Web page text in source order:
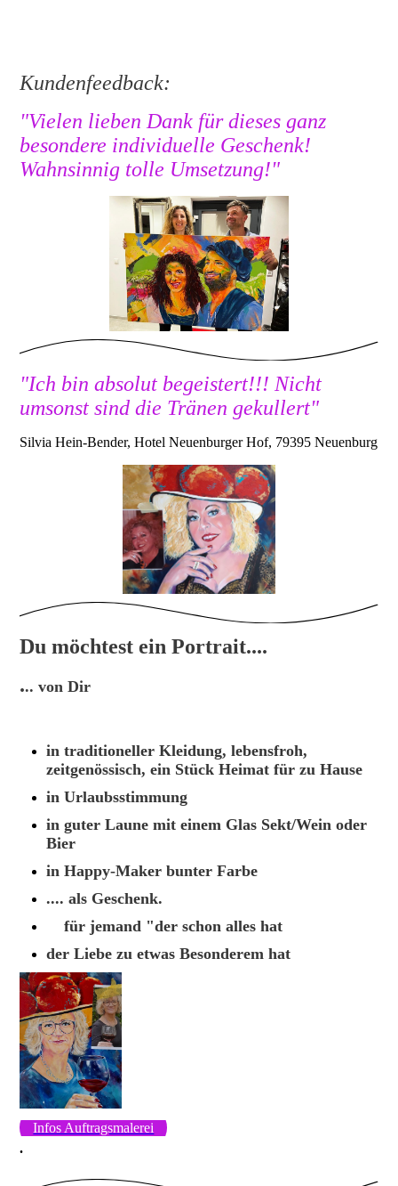
Kundenfeedback:
"Vielen lieben Dank für dieses ganz
besondere individuelle Geschenk!
Wahnsinnig tolle Umsetzung!"
"Ich bin absolut begeistert!!! Nicht
umsonst sind die Tränen gekullert"
Silvia Hein-Bender, Hotel Neuenburger Hof, 79395 Neuenburg
Du möchtest ein Portrait....
... von Dir
in traditioneller Kleidung, lebensfroh,
zeitgenössisch, ein Stück Heimat für zu Hause
in Urlaubsstimmung
in guter Laune mit einem Glas Sekt/Wein oder
Bier
in Happy-Maker bunter Farbe
.... als Geschenk.
für jemand "der schon alles hat
der Liebe zu etwas Besonderem hat
Infos Auftragsmalerei
.